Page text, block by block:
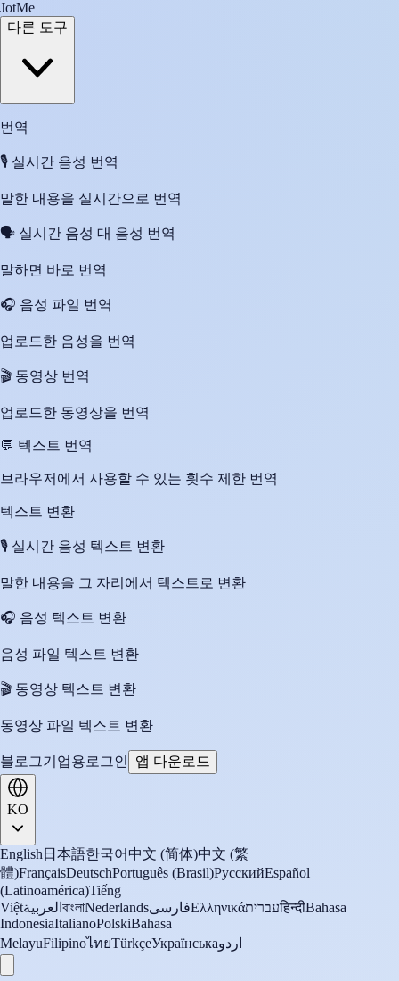
JotMe
다른 도구
번역
🎙️ 실시간 음성 번역
말한 내용을 실시간으로 번역
🗣️ 실시간 음성 대 음성 번역
말하면 바로 번역
🎧 음성 파일 번역
업로드한 음성을 번역
🎬 동영상 번역
업로드한 동영상을 번역
💬 텍스트 번역
브라우저에서 사용할 수 있는 횟수 제한 번역
텍스트 변환
🎙️ 실시간 음성 텍스트 변환
말한 내용을 그 자리에서 텍스트로 변환
🎧 음성 텍스트 변환
음성 파일 텍스트 변환
🎬 동영상 텍스트 변환
동영상 파일 텍스트 변환
블로그기업용 로그인 앱 다운로드
KO
English 日本語한국어中文 (简体)中文 (繁
體)FrançaisDeutschPortuguês (Brasil)РусскийEspañol
(Latinoamérica)Tiếng
Việtالعربية বাংলাNederlandsفارسیΕλληνικάעבריתहिन्दीBahasa
IndonesiaItalianoPolskiBahasa
MelayuFilipinoไทยTürkçeУкраїнськаاردو